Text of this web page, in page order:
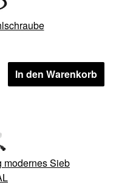
In den Warenkorb
modernes Sieb